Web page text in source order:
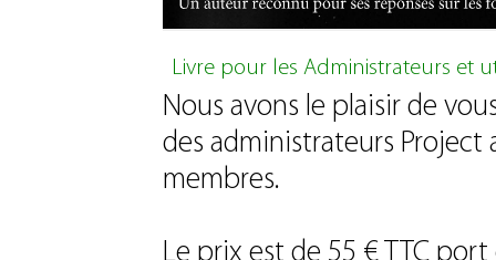
Livre pour les Administrateurs et
Nous avons le plaisir de
des administrateurs Project
membres.
Le prix est de 55 € TTC